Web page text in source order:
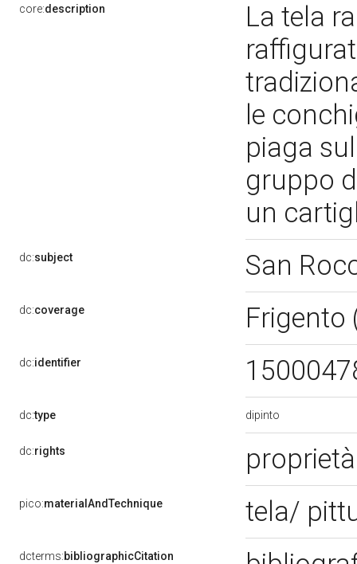
core:description
La tela
le
piaga
gruppo
un
dc:subject San
dc:coverage Frigento
dc:identifier
dc:type dipinto
dc:rights
pico:materialAndTechnique tela/
dcterms:bibliographicCitation